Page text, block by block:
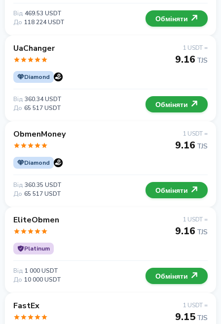
Від 469.53 USDT
До 118 224 USDT Обміняти
UaChanger
Diamond
1 USDT =
9.16 TJS
Від 360.34 USDT
До 65 517 USDT Обміняти
ObmenMoney
Diamond
1 USDT =
9.16 TJS
Від 360.35 USDT
До 65 517 USDT Обміняти
EliteObmen
Platinum
1 USDT =
9.16 TJS
Від 1 000 USDT
До 10 000 USDT Обміняти
FastEx 1 USDT =
9.15 TJS